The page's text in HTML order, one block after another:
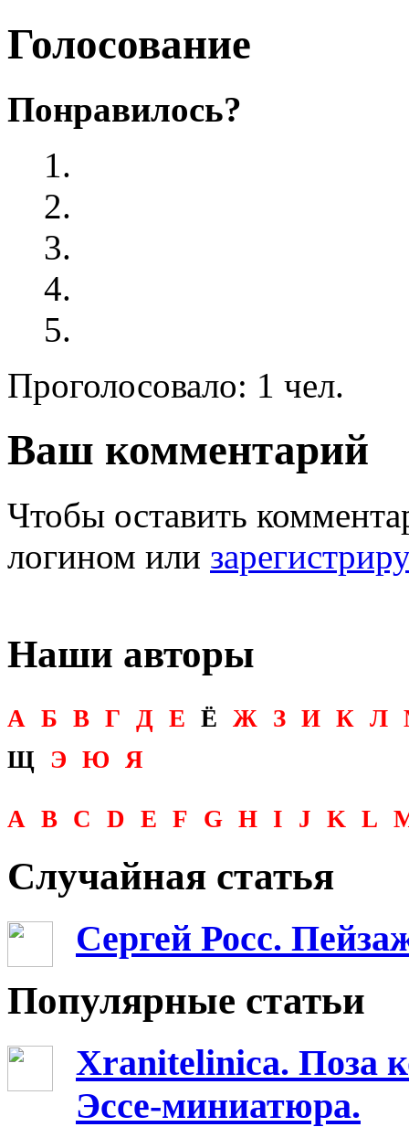
Голосование
Понравилось?
Проголосовало: 1 чел.
Ваш комментарий
Чтобы оставить
логином или
Наши авторы
А Б В Г Д Е Ё Ж З И К Л
Щ Э Ю Я
A B C D E F G H I J K L
Случайная статья
Сергей Росс.
Популярные статьи
Xranitelinica. Поза
Эссе-миниатюра.